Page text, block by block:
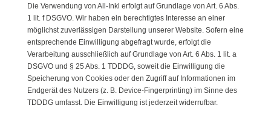
Die Verwendung von All-Inkl erfolgt auf Grundlage von Art. 6 Abs.
1 lit. f DSGVO. Wir haben ein berechtigtes Interesse an einer
möglichst zuverlässigen Darstellung unserer Website. Sofern eine
entsprechende Einwilligung abgefragt wurde, erfolgt die
Verarbeitung ausschließlich auf Grundlage von Art. 6 Abs. 1 lit. a
DSGVO und § 25 Abs. 1 TDDDG, soweit die Einwilligung die
Speicherung von Cookies oder den Zugriff auf Informationen im
Endgerät des Nutzers (z. B. Device-Fingerprinting) im Sinne des
TDDDG umfasst. Die Einwilligung ist jederzeit widerrufbar.